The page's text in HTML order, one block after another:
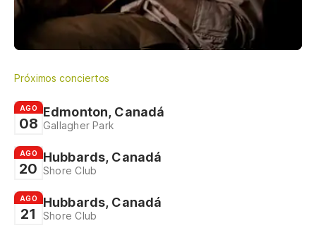
Próximos conciertos
AGO
08
Edmonton, Canadá
Gallagher Park
AGO
20
Hubbards, Canadá
Shore Club
AGO
21
Hubbards, Canadá
Shore Club